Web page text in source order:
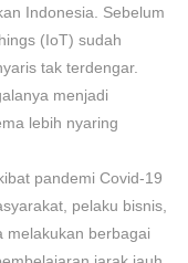
Indonesia. Sebelum
(IoT) sudah
tak terdengar.
menjadi
lebih nyaring
pandemi Covid-19
pelaku bisnis,
melakukan berbagai